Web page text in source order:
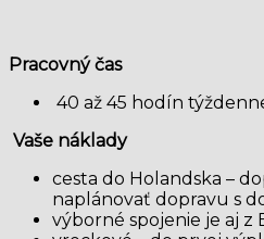
Pracovný čas
40 až 45 hodín
Vaše náklady
cesta do Holandska –
naplánovať dopravu s
výborné spojenie je aj z